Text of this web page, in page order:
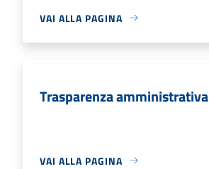
VAI ALLA PAGINA
Trasparenza amministrativa
VAI ALLA PAGINA